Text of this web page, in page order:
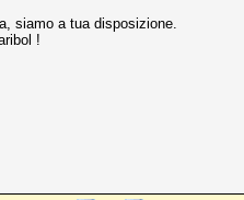
siamo a tua disposizione.
!